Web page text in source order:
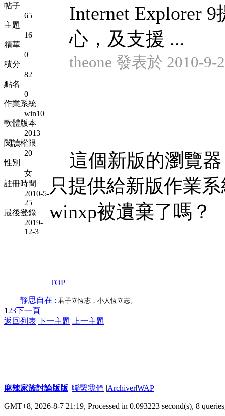
帖子
65
主題
16
精華
0
積分
82
點名
0
作業系統
win10
軟體版本
2013
閱讀權限
20
性別
女
註冊時間
2010-5-
25
最後登錄
2019-
12-3
Internet Explorer
心，及支援 ...
theone 發表於 2010-9-
這個新版的瀏覽器
只提供給新版作業
winxp被遺棄了嗎？
TOP
靜思自在 : 君子立恆志，小人恆立志。
123下一頁
返回列表 下一主題 上一主題
麻辣家族討論版版 |聯繫我們 |Archiver|WAP|
GMT+8, 2026-8-7 21:19, Processed in 0.093223 second(s), 8